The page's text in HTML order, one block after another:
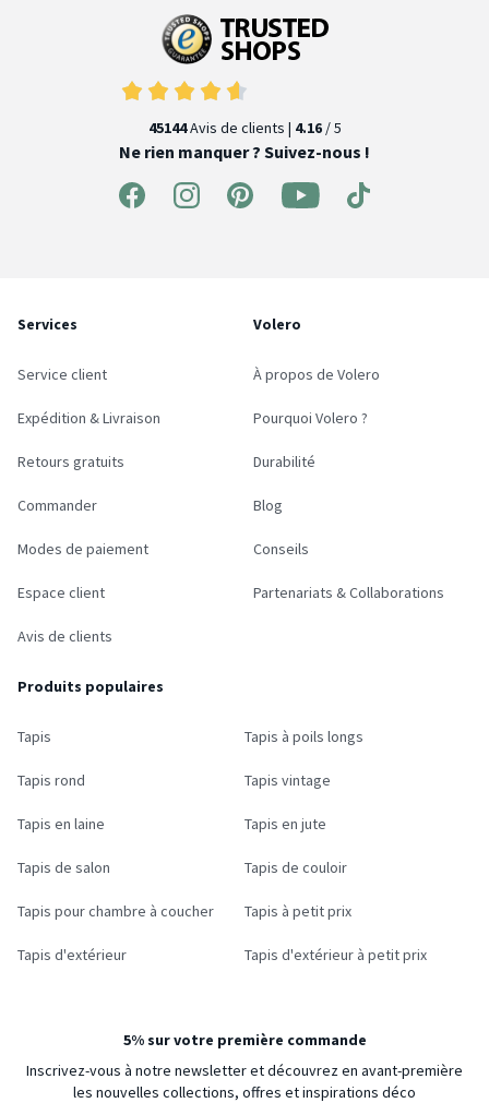
45144Avis de clients | 4.16/ 5
Ne rien manquer ? Suivez-nous !
Services
Service client
Expédition & Livraison
Retours gratuits
Commander
Modes de paiement
Espace client
Avis de clients
Volero
À propos de Volero
Pourquoi Volero ?
Durabilité
Blog
Conseils
Partenariats & Collaborations
Produits populaires
Tapis Tapis à poils longs
Tapis rond Tapis vintage
Tapis en laine Tapis en jute
Tapis de salon Tapis de couloir
Tapis pour chambre à coucher Tapis à petit prix
Tapis d'extérieur Tapis d'extérieur à petit prix
5% sur votre première commande
Inscrivez-vous à notre newsletter et découvrez en avant-première
les nouvelles collections, offres et inspirations déco